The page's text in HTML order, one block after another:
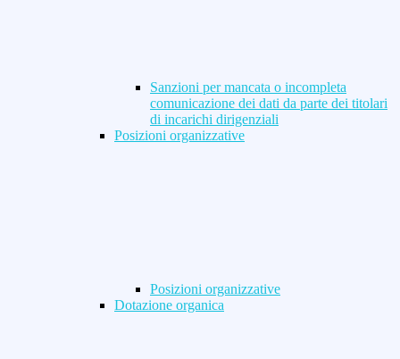
Sanzioni per mancata o incompleta
comunicazione dei dati da parte dei titolari
di incarichi dirigenziali
Posizioni organizzative
Posizioni organizzative
Dotazione organica